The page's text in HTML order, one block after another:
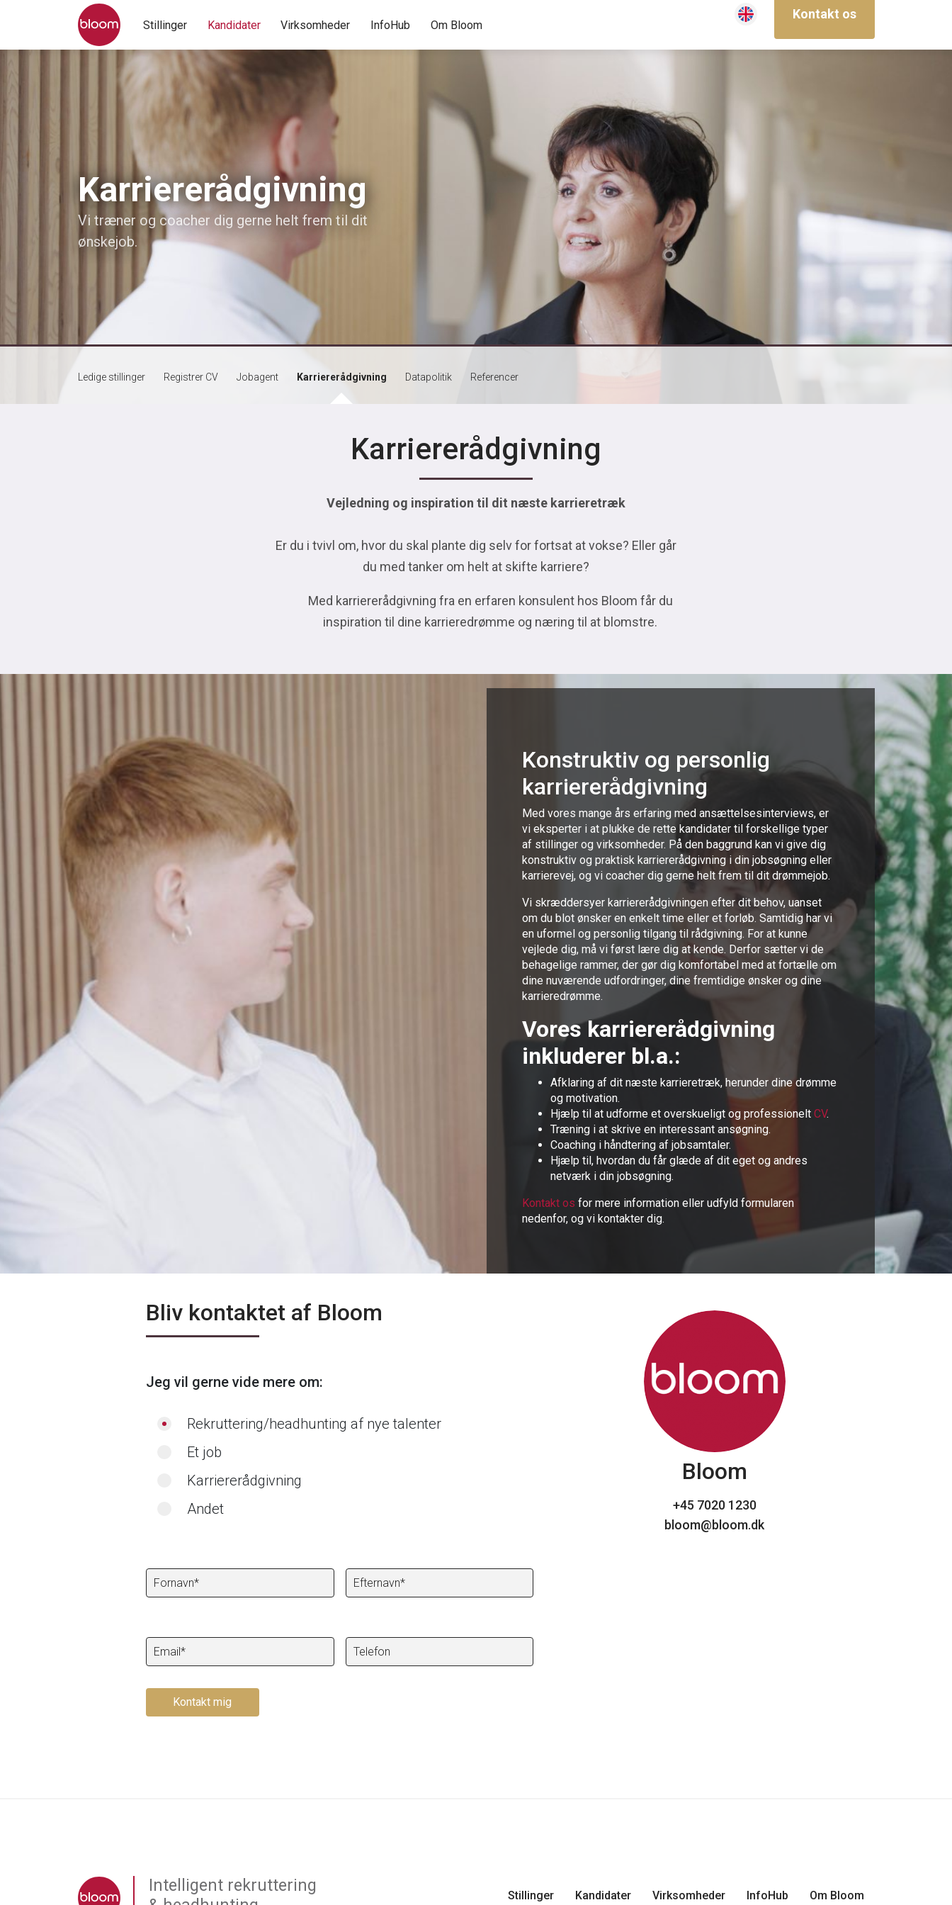
Stillinger Kandidater Virksomheder InfoHub Om Bloom
Kontakt os
Karriererådgivning
Vi træner og coacher dig gerne helt frem til dit
ønskejob.
Ledige stillinger Registrer CV Jobagent Karriererådgivning Datapolitik Referencer
Karriererådgivning
Vejledning og inspiration til dit næste karrieretræk
Er du i tvivl om, hvor du skal plante dig selv for fortsat at vokse? Eller går
du med tanker om helt at skifte karriere?
Med karriererådgivning fra en erfaren konsulent hos Bloom får du
inspiration til dine karrieredrømme og næring til at blomstre.
Konstruktiv og personlig
karriererådgivning
Med vores mange års erfaring med ansættelsesinterviews, er
vi eksperter i at plukke de rette kandidater til forskellige typer
af stillinger og virksomheder. På den baggrund kan vi give dig
konstruktiv og praktisk karriererådgivning i din jobsøgning eller
karrierevej, og vi coacher dig gerne helt frem til dit drømmejob.
Vi skræddersyer karriererådgivningen efter dit behov, uanset
om du blot ønsker en enkelt time eller et forløb. Samtidig har vi
en uformel og personlig tilgang til rådgivning. For at kunne
vejlede dig, må vi først lære dig at kende. Derfor sætter vi de
behagelige rammer, der gør dig komfortabel med at fortælle om
dine nuværende udfordringer, dine fremtidige ønsker og dine
karrieredrømme.
Vores karriererådgivning
inkluderer bl.a.:
Afklaring af dit næste karrieretræk, herunder dine drømme
og motivation.
Hjælp til at udforme et overskueligt og professionelt CV.
Træning i at skrive en interessant ansøgning.
Coaching i håndtering af jobsamtaler.
Hjælp til, hvordan du får glæde af dit eget og andres
netværk i din jobsøgning.
Kontakt os for mere information eller udfyld formularen
nedenfor, og vi kontakter dig.
Bliv kontaktet af Bloom
Jeg vil gerne vide mere om:
Rekruttering/headhunting af nye talenter
Et job
Karriererådgivning
Andet
Kontakt mig
Bloom
+45 7020 1230
bloom@bloom.dk
Intelligent rekruttering
Stillinger Kandidater Virksomheder InfoHub Om Bloom